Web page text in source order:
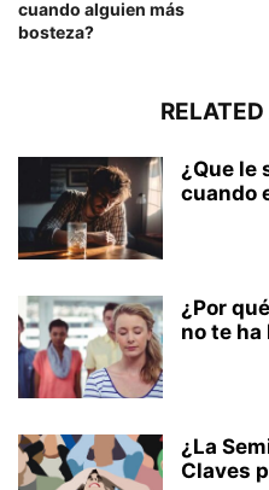
cuando alguien más
bosteza?
¿Que le
cuando
¿Por
no te ha
¿La
Claves